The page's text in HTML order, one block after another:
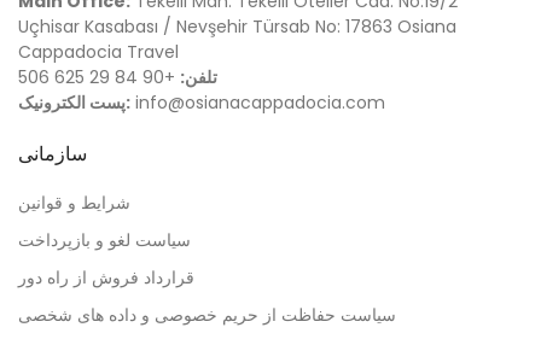
Uçhisar Kasabası / Nevşehir Türsab No: 17863 Osiana
Cappadocia Travel
تلفن: +90 506 625 29 84
پست الکترونیک: info@osianacappadocia.com
سازمانی
شرایط و قوانین
سیاست لغو و بازپرداخت
قرارداد فروش از راه دور
سیاست حفاظت از حریم خصوصی و داده های شخصی